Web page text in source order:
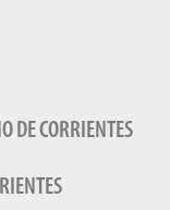
DE CORRIENTES